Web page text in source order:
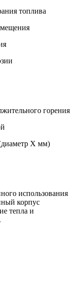
топлива
горения
X мм)
использования
корпус
тепла и